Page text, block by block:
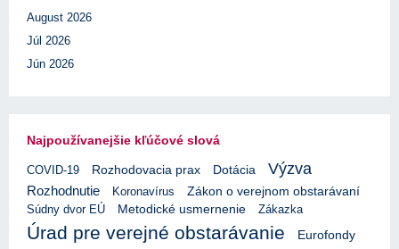
August 2026
Júl 2026
Jún 2026
Najpoužívanejšie kľúčové slová
COVID-19 Rozhodovacia prax Dotácia Výzva
Rozhodnutie Koronavírus
Zákon o verejnom obstarávaní
Súdny dvor EÚ
Metodické usmernenie Zákazka
Úrad pre verejné obstarávanie Eurofondy